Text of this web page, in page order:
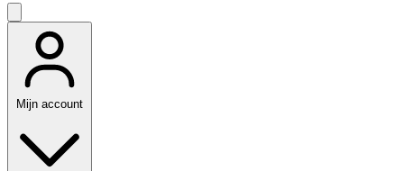
Mijn account